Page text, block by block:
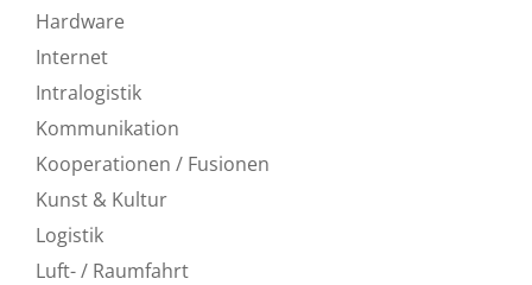
Hardware
Internet
Intralogistik
Kommunikation
Kooperationen / Fusionen
Kunst & Kultur
Logistik
Luft- / Raumfahrt